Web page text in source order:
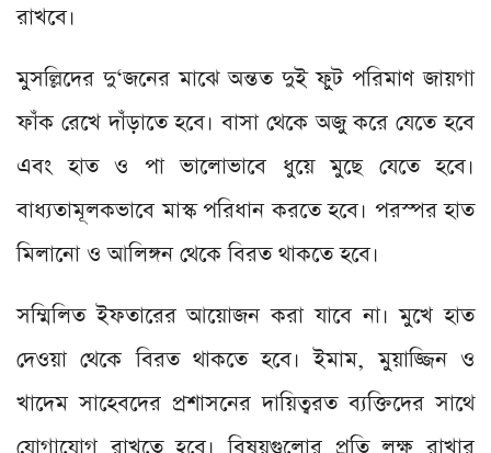
রাখবে।
মুসল্লিদের দু‘জনের মাঝে অন্তত দুই ফুট পরিমাণ জায়গা
ফাঁক রেখে দাঁড়াতে হবে। বাসা থেকে অজু করে যেতে হবে
এবং হাত ও পা ভালোভাবে ধুয়ে মুছে যেতে হবে।
বাধ্যতামূলকভাবে মাস্ক পরিধান করতে হবে। পরস্পর হাত
মিলানো ও আলিঙ্গন থেকে বিরত থাকতে হবে।
সম্মিলিত ইফতারের আয়োজন করা যাবে না। মুখে হাত
দেওয়া থেকে বিরত থাকতে হবে। ইমাম, মুয়াজ্জিন ও
খাদেম সাহেবদের প্রশাসনের দায়িত্বরত ব্যক্তিদের সাথে